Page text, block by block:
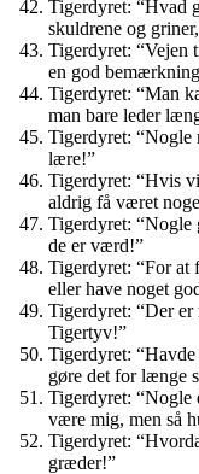
Tigerdyret: “Hvad
skuldrene og
Tigerdyret: “Vejen
en god
Tigerdyret: “Man
man bare leder
Tigerdyret: “Nogle
lære!”
Tigerdyret: “Hvis
aldrig få været
Tigerdyret: “Nogle
de er værd!”
Tigerdyret: “For at
eller have noget
Tigerdyret: “Der
Tigertyv!”
Tigerdyret:
gøre det for længe
Tigerdyret: “Nogle
være mig, men så
Tigerdyret:
græder!”